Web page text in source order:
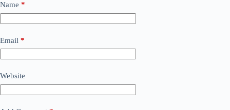
Name *
Email *
Website